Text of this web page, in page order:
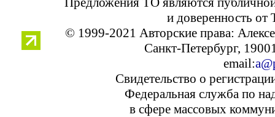
и доверенность от
© 1999-2021 Авторские права:
Санкт-Петербург,
email:
Свидетельство о
Федеральная служба по
в сфере массовых